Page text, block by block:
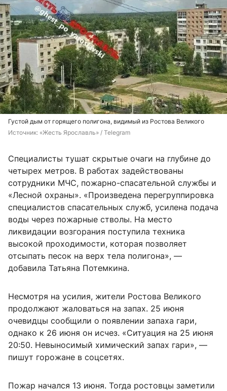
Густой дым от горящего полигона, видимый из Ростова Великого
Источник: «Жесть Ярославль» / Telegram
Специалисты тушат скрытые очаги на глубине до
четырех метров. В работах задействованы
сотрудники МЧС, пожарно-спасательной службы и
«Лесной охраны». «Произведена перегруппировка
специалистов спасательных служб, усилена подача
воды через пожарные стволы. На место
ликвидации возгорания поступила техника
высокой проходимости, которая позволяет
отсыпать песок на верх тела полигона», —
добавила Татьяна Потемкина.
Несмотря на усилия, жители Ростова Великого
продолжают жаловаться на запах. 25 июня
очевидцы сообщили о появлении запаха гари,
однако к 26 июня он исчез. «Ситуация на 25 июня
20:50. Невыносимый химический запах гари», —
пишут горожане в соцсетях.
Пожар начался 13 июня. Тогда ростовцы заметили